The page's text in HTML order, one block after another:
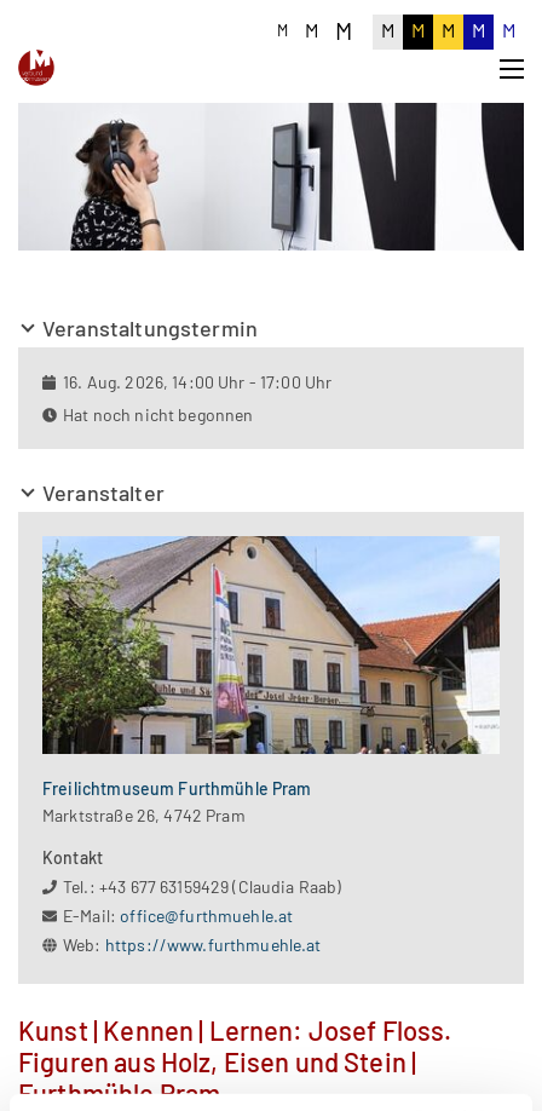
M M M M M M M M
Veranstaltungstermin
16. Aug. 2026, 14:00 Uhr - 17:00 Uhr
Hat noch nicht begonnen
Veranstalter
Freilichtmuseum Furthmühle Pram
Marktstraße 26, 4742 Pram
Kontakt
Tel.: +43 677 63159429 (Claudia Raab)
E-Mail:office@furthmuehle.at
Web: https://www.furthmuehle.at
Kunst | Kennen | Lernen: Josef Floss.
Figuren aus Holz, Eisen und Stein |
Furthmühle Pram